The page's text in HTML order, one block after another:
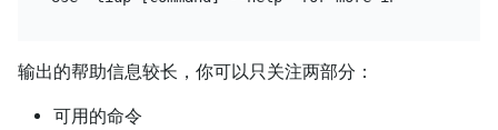
输出的帮助信息较长，你可以只关注两部分：
可用的命令